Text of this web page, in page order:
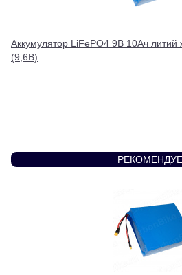
Аккумулятор LiFePO4 9В 10Ач
(9,6В)